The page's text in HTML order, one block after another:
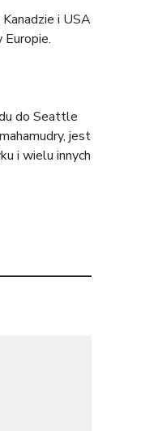
i USA
do Seattle
jest
i wielu innych